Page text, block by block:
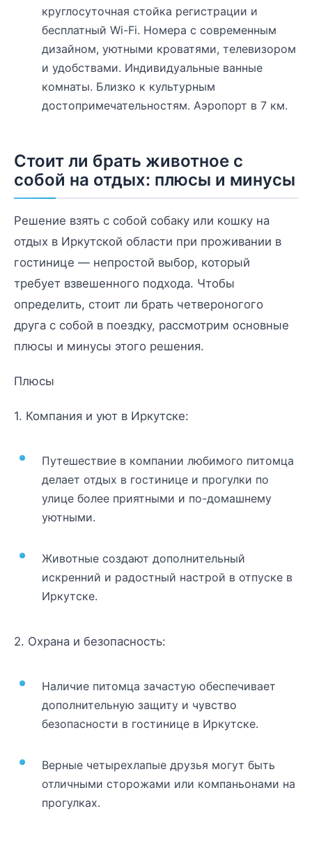
круглосуточная стойка регистрации и
бесплатный Wi-Fi. Номера с современным
дизайном, уютными кроватями, телевизором
и удобствами. Индивидуальные ванные
комнаты. Близко к культурным
достопримечательностям. Аэропорт в 7 км.
Стоит ли брать животное с
собой на отдых: плюсы и минусы
Решение взять с собой собаку или кошку на
отдых в Иркутской области при проживании в
гостинице — непростой выбор, который
требует взвешенного подхода. Чтобы
определить, стоит ли брать четвероногого
друга с собой в поездку, рассмотрим основные
плюсы и минусы этого решения.
Плюсы
1. Компания и уют в Иркутске:
Путешествие в компании любимого питомца
делает отдых в гостинице и прогулки по
улице более приятными и по-домашнему
уютными.
Животные создают дополнительный
искренний и радостный настрой в отпуске в
Иркутске.
2. Охрана и безопасность:
Наличие питомца зачастую обеспечивает
дополнительную защиту и чувство
безопасности в гостинице в Иркутске.
Верные четырехлапые друзья могут быть
отличными сторожами или компаньонами на
прогулках.